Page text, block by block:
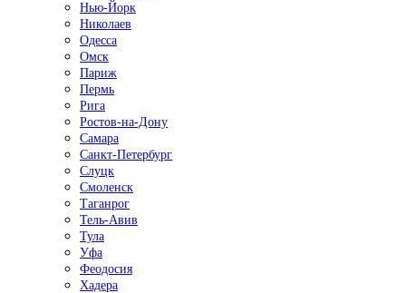
Нью-Йорк
Николаев
Одесса
Омск
Париж
Пермь
Рига
Ростов-на-Дону
Самара
Санкт-Петербург
Слуцк
Смоленск
Таганрог
Тель-Авив
Тула
Уфа
Феодосия
Хадера